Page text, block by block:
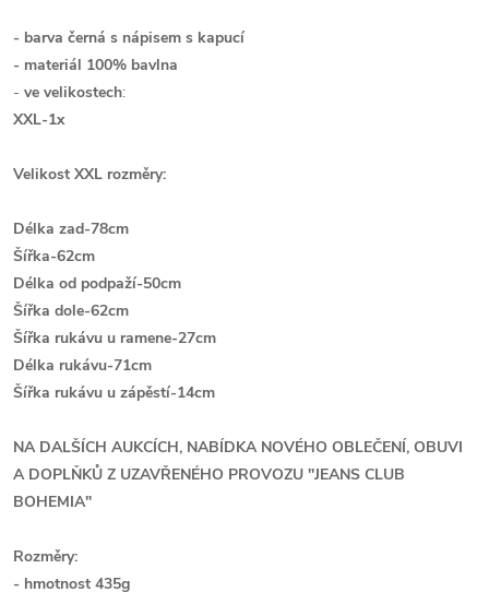
- barva černá s nápisem s kapucí
- materiál 100% bavlna
- ve velikostech:
XXL-1x
Velikost XXL rozměry:
Délka zad-78cm
Šířka-62cm
Délka od podpaží-50cm
Šířka dole-62cm
Šířka rukávu u ramene-27cm
Délka rukávu-71cm
Šířka rukávu u zápěstí-14cm
NA DALŠÍCH AUKCÍCH, NABÍDKA NOVÉHO OBLEČENÍ, OBUVI
A DOPLŇKŮ Z UZAVŘENÉHO PROVOZU ''JEANS CLUB
BOHEMIA"
Rozměry:
- hmotnost 435g